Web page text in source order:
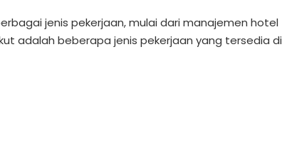
jenis pekerjaan, mulai dari manajemen hotel
adalah beberapa jenis pekerjaan yang tersedia di